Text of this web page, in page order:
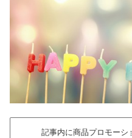
記事内に商品プロモーシ